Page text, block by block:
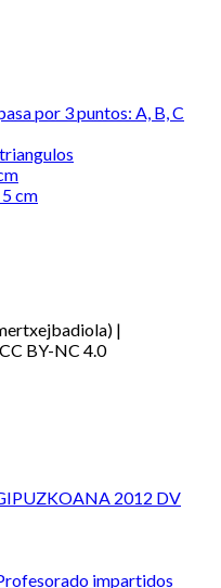
por 3 puntos: A, B, C
cm
|
BY-NC 4.0
2012 DV
impartidos